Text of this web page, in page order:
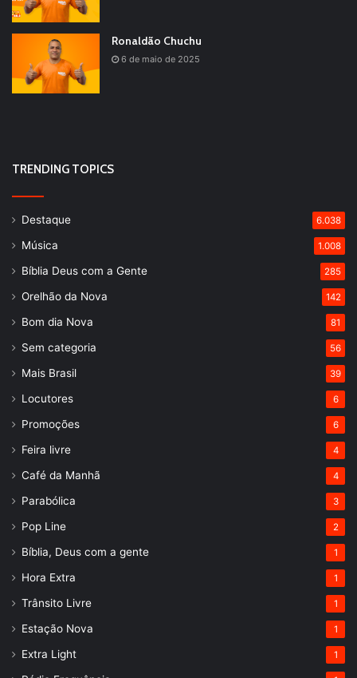
Ronaldão Chuchu
6 de maio de 2025
TRENDING TOPICS
Destaque 6.038
Música 1.008
Bíblia Deus com a Gente 285
Orelhão da Nova 142
Bom dia Nova 81
Sem categoria 56
Mais Brasil 39
Locutores 6
Promoções 6
Feira livre 4
Café da Manhã 4
Parabólica 3
Pop Line 2
Bíblia, Deus com a gente 1
Hora Extra 1
Trânsito Livre 1
Estação Nova 1
Extra Light 1